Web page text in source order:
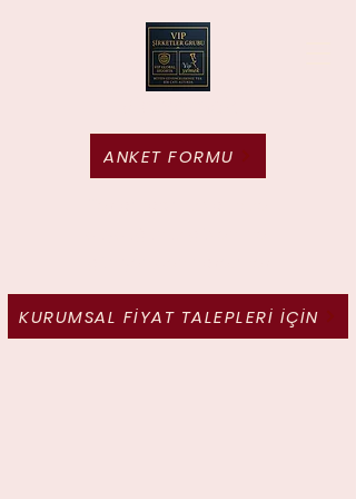
ANKET FORMU
KURUMSAL FİYAT TALEPLERİ İÇİN